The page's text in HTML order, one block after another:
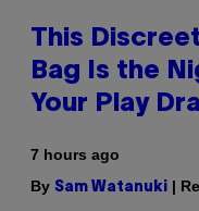
This
Bag Is the
Your Play
7 hours ago
By Sam Watanuki |